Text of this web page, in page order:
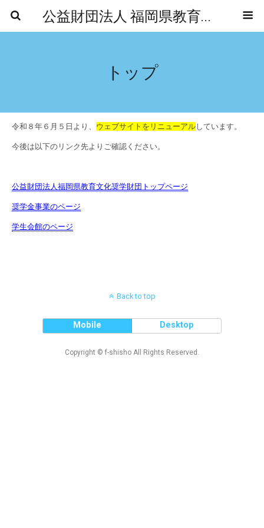
公益財団法人 福岡県教育文化奨学財団福岡支所
トップ
令和８年６月５日より、 ウェブサイトをリニューアルしています。
今後は以下のリンク先よりご確認ください。
公益財団法人福岡県教育文化奨学財団トップページ
奨学金事業のページ
学生会館のページ
Back to top
Mobile Desktop
Copyright © f-shisho All Rights Reserved.